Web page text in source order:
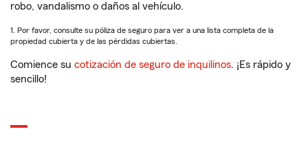
robo, vandalismo o daños al vehículo.
1. Por favor, consulte su póliza de seguro para ver a una lista completa de la
propiedad cubierta y de las pérdidas cubiertas.
Comience su cotización de seguro de inquilinos. ¡Es rápido y
sencillo!